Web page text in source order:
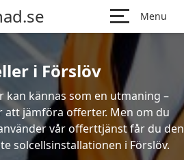
Menu
i Förslöv
kan kännas som en utmaning –
att jämföra offerter. Men om du
vår offerttjänst får du den
solcellsinstallationen i Förslöv.